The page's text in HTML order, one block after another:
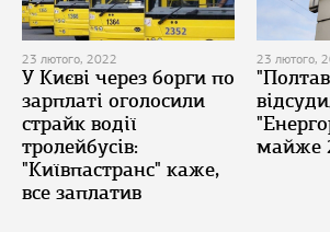
23 лютого, 2022
У Києві через борги по
зарплаті оголосили
страйк водії
тролейбусів:
"Київпастранс" каже,
все заплатив
23 лютого,
майже